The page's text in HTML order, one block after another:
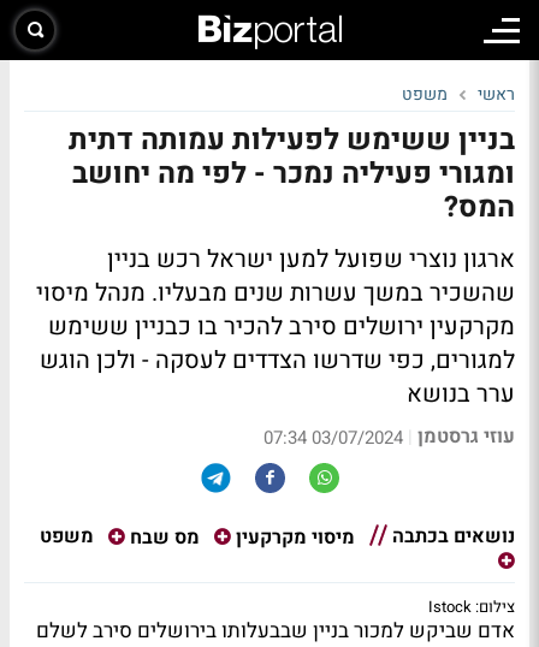
ראשי משפט
בניין ששימש לפעילות עמותה דתית
ומגורי פעיליה נמכר - לפי מה יחושב
המס?
ארגון נוצרי שפועל למען ישראל רכש בניין
שהשכיר במשך עשרות שנים מבעליו. מנהל מיסוי
מקרקעין ירושלים סירב להכיר בו כבניין ששימש
למגורים, כפי שדרשו הצדדים לעסקה - ולכן הוגש
ערר בנושא
עוזי גרסטמן |
03/07/2024 07:34
נושאים בכתבה מיסוי מקרקעין מס שבח משפט
צילום: Istock
אדם שביקש למכור בניין שבבעלותו בירושלים סירב לשלם